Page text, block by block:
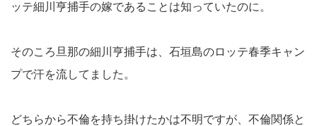
ッテ細川亨捕手の嫁であることは知っていたのに。
そのころ旦那の細川亨捕手は、石垣島のロッテ春季キャン
プで汗を流してました。
どちらから不倫を持ち掛けたかは不明ですが、不倫関係と